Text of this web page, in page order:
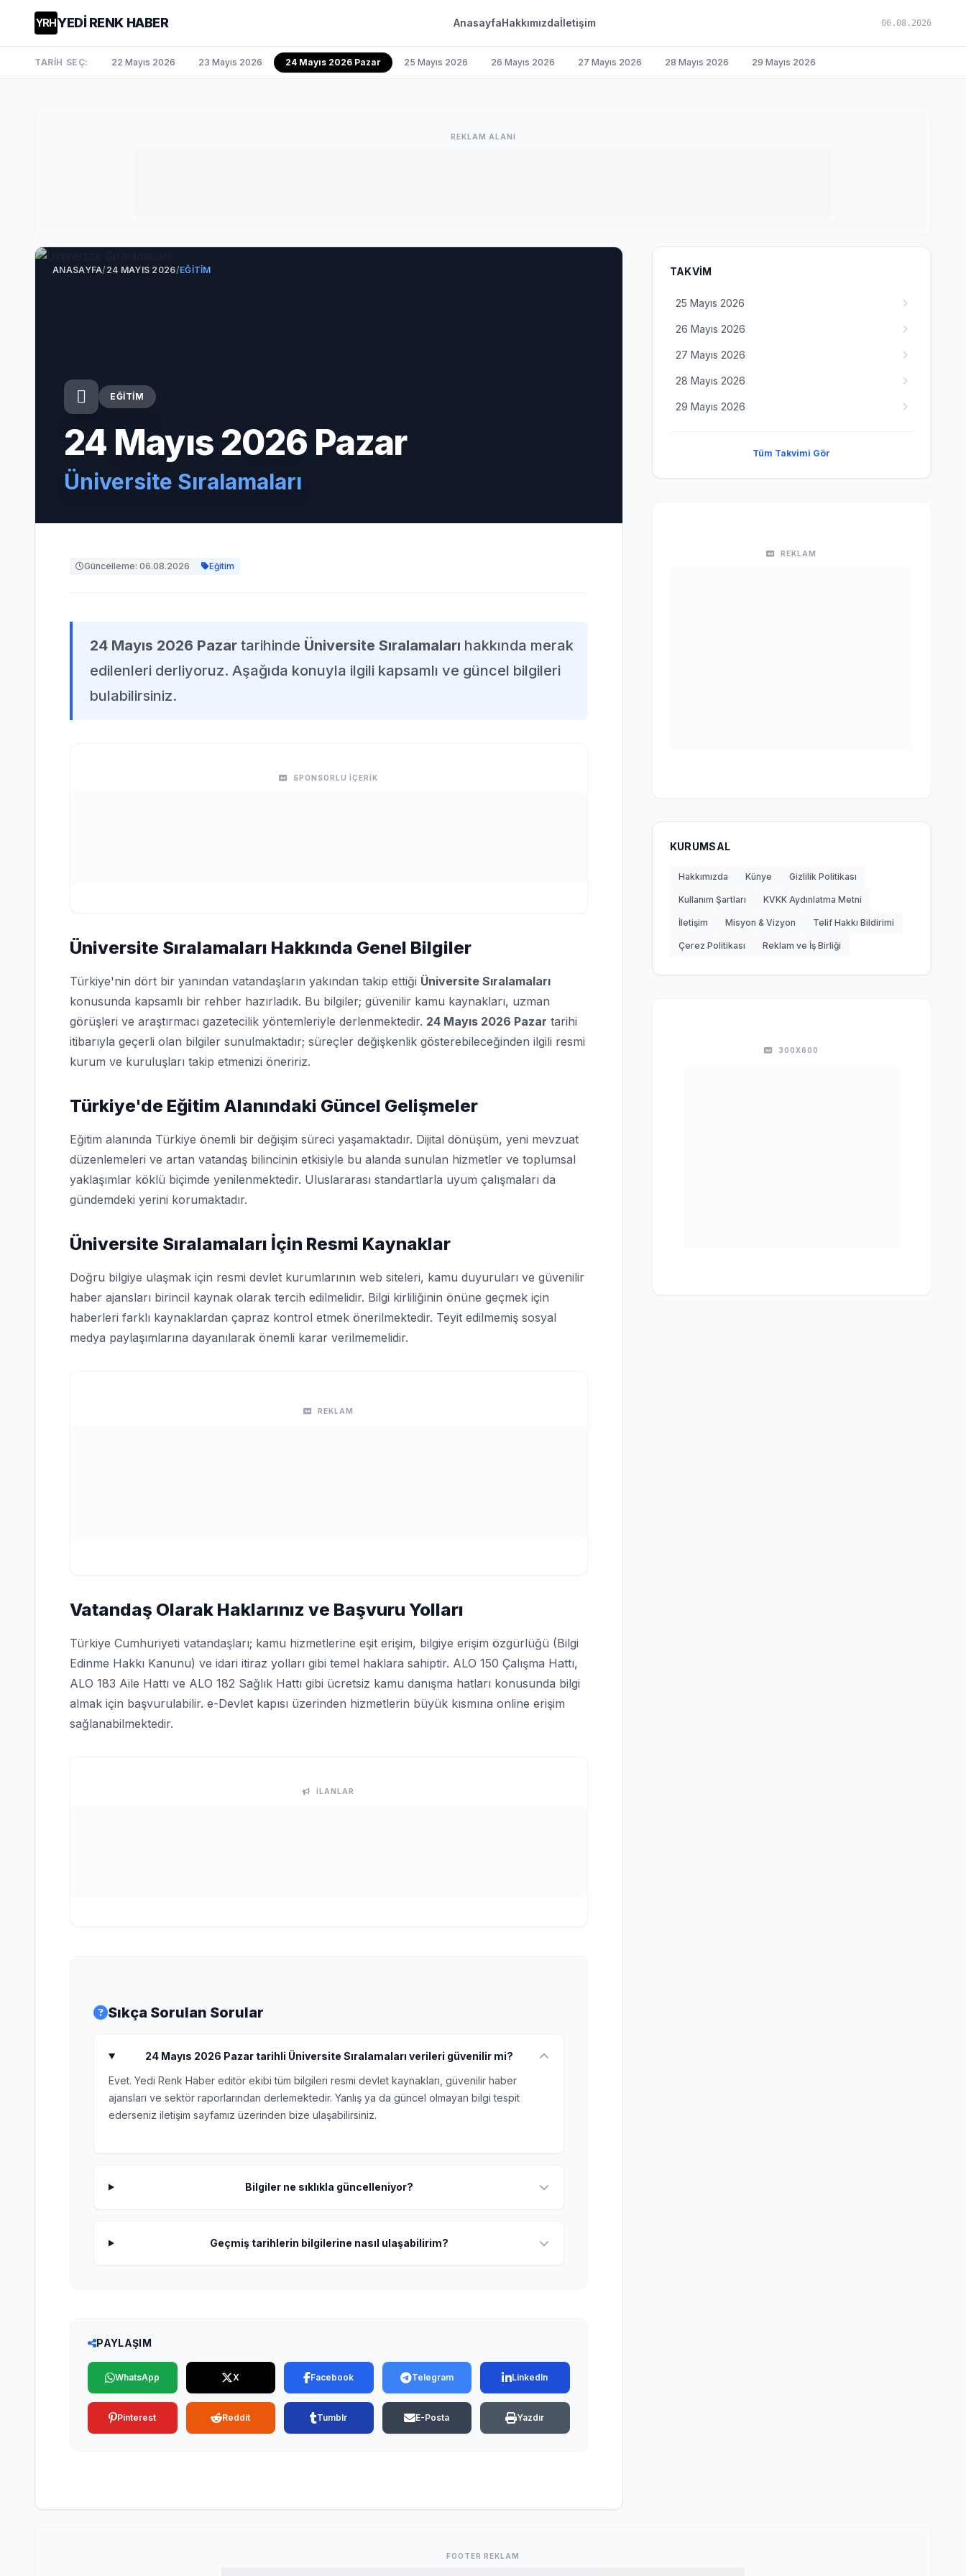
YRHYEDİ RENK HABER AnasayfaHakkımızdaİletişim 06.08.2026
TARİH SEÇ: 22 Mayıs 2026 23 Mayıs 2026 24 Mayıs 2026 Pazar 25 Mayıs 2026 26 Mayıs 2026 27 Mayıs 2026 28 Mayıs 2026 29 Mayıs 2026
REKLAM ALANI
ANASAYFA/24 MAYIS 2026/EĞITIM
EĞITIM
24 Mayıs 2026 Pazar
Üniversite Sıralamaları
Güncelleme: 06.08.2026 Eğitim
24 Mayıs 2026 Pazar tarihinde Üniversite Sıralamaları hakkında merak
edilenleri derliyoruz. Aşağıda konuyla ilgili kapsamlı ve güncel bilgileri
bulabilirsiniz.
SPONSORLU İÇERİK
Üniversite Sıralamaları Hakkında Genel Bilgiler
Türkiye'nin dört bir yanından vatandaşların yakından takip ettiği Üniversite Sıralamaları
konusunda kapsamlı bir rehber hazırladık. Bu bilgiler; güvenilir kamu kaynakları, uzman
görüşleri ve araştırmacı gazetecilik yöntemleriyle derlenmektedir. 24 Mayıs 2026 Pazar tarihi
itibarıyla geçerli olan bilgiler sunulmaktadır; süreçler değişkenlik gösterebileceğinden ilgili resmi
kurum ve kuruluşları takip etmenizi öneririz.
Türkiye'de Eğitim Alanındaki Güncel Gelişmeler
Eğitim alanında Türkiye önemli bir değişim süreci yaşamaktadır. Dijital dönüşüm, yeni mevzuat
düzenlemeleri ve artan vatandaş bilincinin etkisiyle bu alanda sunulan hizmetler ve toplumsal
yaklaşımlar köklü biçimde yenilenmektedir. Uluslararası standartlarla uyum çalışmaları da
gündemdeki yerini korumaktadır.
Üniversite Sıralamaları İçin Resmi Kaynaklar
Doğru bilgiye ulaşmak için resmi devlet kurumlarının web siteleri, kamu duyuruları ve güvenilir
haber ajansları birincil kaynak olarak tercih edilmelidir. Bilgi kirliliğinin önüne geçmek için
haberleri farklı kaynaklardan çapraz kontrol etmek önerilmektedir. Teyit edilmemiş sosyal
medya paylaşımlarına dayanılarak önemli karar verilmemelidir.
REKLAM
Vatandaş Olarak Haklarınız ve Başvuru Yolları
Türkiye Cumhuriyeti vatandaşları; kamu hizmetlerine eşit erişim, bilgiye erişim özgürlüğü (Bilgi
Edinme Hakkı Kanunu) ve idari itiraz yolları gibi temel haklara sahiptir. ALO 150 Çalışma Hattı,
ALO 183 Aile Hattı ve ALO 182 Sağlık Hattı gibi ücretsiz kamu danışma hatları konusunda bilgi
almak için başvurulabilir. e-Devlet kapısı üzerinden hizmetlerin büyük kısmına online erişim
sağlanabilmektedir.
İLANLAR
Sıkça Sorulan Sorular
24 Mayıs 2026 Pazar tarihli Üniversite Sıralamaları verileri güvenilir mi?
Evet. Yedi Renk Haber editör ekibi tüm bilgileri resmi devlet kaynakları, güvenilir haber
ajansları ve sektör raporlarından derlemektedir. Yanlış ya da güncel olmayan bilgi tespit
ederseniz iletişim sayfamız üzerinden bize ulaşabilirsiniz.
Bilgiler ne sıklıkla güncelleniyor?
Geçmiş tarihlerin bilgilerine nasıl ulaşabilirim?
PAYLAŞIM
WhatsApp X Facebook Telegram LinkedIn
Pinterest Reddit Tumblr E-Posta Yazdır
TAKVIM
25 Mayıs 2026
26 Mayıs 2026
27 Mayıs 2026
28 Mayıs 2026
29 Mayıs 2026
Tüm Takvimi Gör
REKLAM
KURUMSAL
Hakkımızda Künye Gizlilik Politikası
Kullanım Şartları KVKK Aydınlatma Metni
İletişim Misyon & Vizyon Telif Hakkı Bildirimi
Çerez Politikası Reklam ve İş Birliği
300X600
FOOTER REKLAM